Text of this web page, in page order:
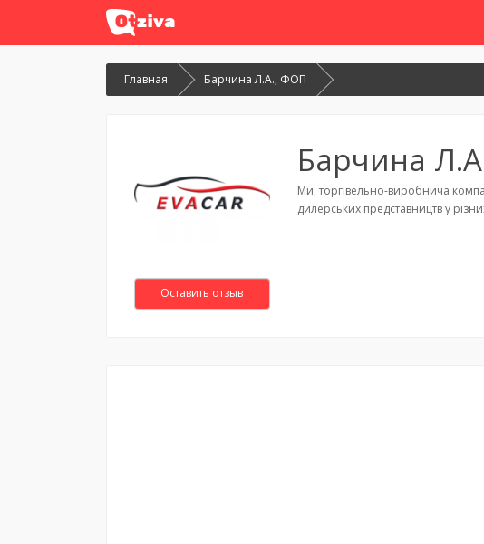
Главная Барчина Л.А., ФОП
Оставить отзыв
Барчина
Ми, торгiвельно-виробнича
дилерських представництв у